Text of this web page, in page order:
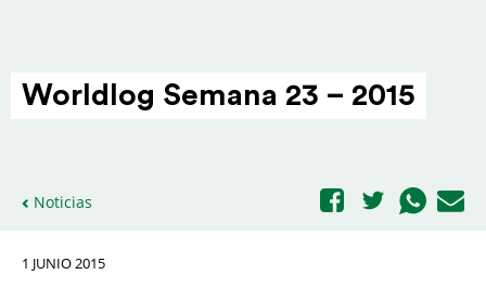
Worldlog Semana 23 – 2015
Noticias
1 JUNIO 2015